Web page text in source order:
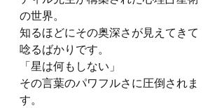
の世界。
知るほどにその奥深さが見えてきて
唸るばかりです。
「星は何もしない」
その言葉のパワフルさに圧倒されま
す。